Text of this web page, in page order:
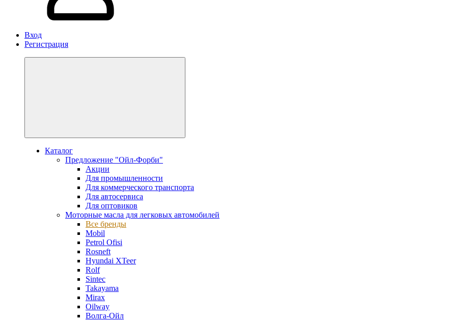
Вход
Регистрация
Каталог
Предложение "Ойл-Форби"
Акции
Для промышленности
Для коммерческого транспорта
Для автосервиса
Для оптовиков
Моторные масла для легковых автомобилей
Все бренды
Mobil
Petrol Ofisi
Rosneft
Hyundai XTeer
Rolf
Sintec
Takayama
Mirax
Oilway
Волга-Ойл